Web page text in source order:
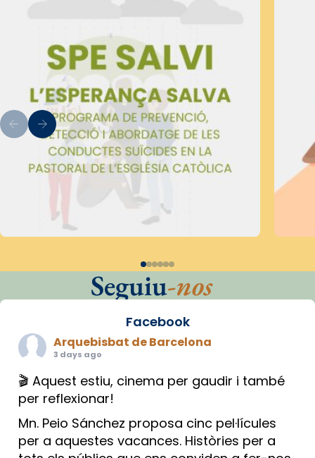
Seguiu-nos
Facebook
Arquebisbat de Barcelona
3 days ago
🎬 Aquest estiu, cinema per gaudir i també
per reflexionar!
Mn. Peio Sánchez proposa cinc pel·lícules
per a aquestes vacances. Històries per a